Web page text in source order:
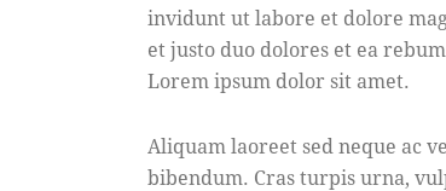
invidunt ut labore et dolore
et justo duo dolores et ea
Lorem ipsum dolor sit amet.
Aliquam laoreet sed neque ac
bibendum. Cras turpis urna,